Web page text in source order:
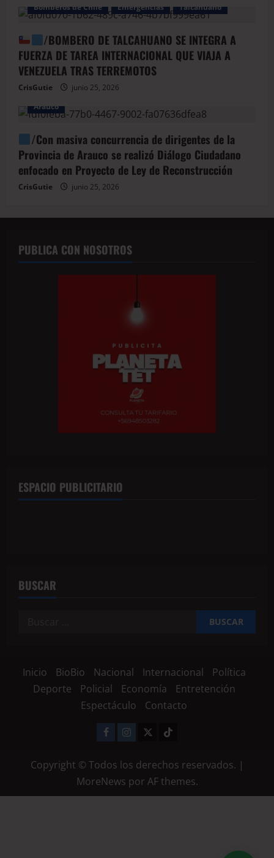
Bomberos de Chile
Emergencias Talcahuano
/BOMBERO DE TALCAHUANO SE INTEGRA A
FUERZA DE TAREA INTERNACIONAL QUE VIAJA A
VENEZUELA TRAS TERREMOTOS
CrisGutie
junio 25, 2026
Arauco
/Con masiva concurrencia de dirigentes de la
Provincia de Arauco se realizó Diálogo Ciudadano
enfocado en Proyecto de Ley de Reconstrucción
CrisGutie junio 25, 2026
PUBLICA CON NOSOTROS
ESPACIO PUBLICITARIO
BUSCAR
Inicio BioBio Nacional Internacional
Política
Deporte
Policial Economía
Entretención
Espectáculo
Contacto
Copyright © Todos los derechos reservados. |
MoreNews por AF themes.